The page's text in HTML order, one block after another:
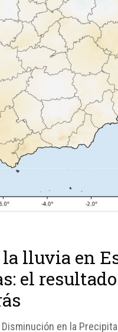
lluvia en
el
Disminución en la